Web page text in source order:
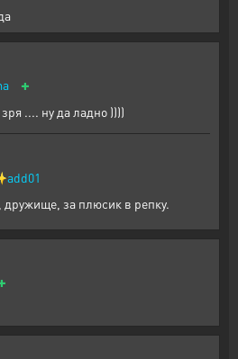
+
.... ну да ладно ))))
add01
дружище, за плюсик в репку.